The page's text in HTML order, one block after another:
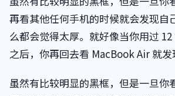
再看其他任何手机的时候就会发现自
么都会觉得太厚。就好像当你用过
之后，你再回去看 MacBook Air 就发
虽然有比较明显的黑框，但是一旦你